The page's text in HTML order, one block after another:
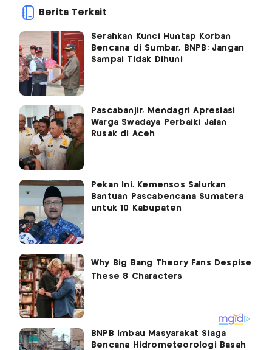
Berita Terkait
Serahkan Kunci Huntap Korban
Bencana di Sumbar, BNPB: Jangan
Sampai Tidak Dihuni
Pascabanjir, Mendagri Apresiasi
Warga Swadaya Perbaiki Jalan
Rusak di Aceh
Pekan Ini, Kemensos Salurkan
Bantuan Pascabencana Sumatera
untuk 10 Kabupaten
BNPB Imbau Masyarakat Siaga
Bencana Hidrometeorologi Basah